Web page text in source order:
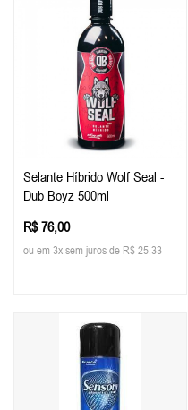
Selante Híbrido Wolf Seal -
Dub Boyz 500ml
R$ 76,00
ou em 3x sem juros de R$ 25,33